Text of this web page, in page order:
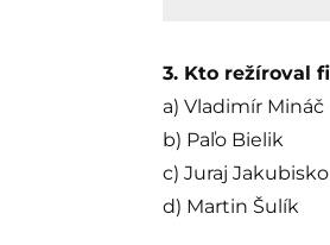
3. Kto režíroval
a) Vladimír Mináč
b) Paľo Bielik
c) Juraj Jakubisko
d) Martin Šulík